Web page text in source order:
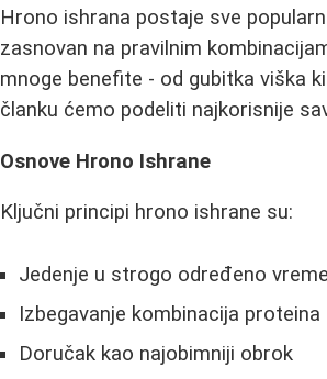
Hrono ishrana postaje sve
zasnovan na pravilnim
mnoge benefite - od gubitka viška
članku ćemo podeliti najkorisnije
Osnove Hrono Ishrane
Ključni principi hrono ishrane su:
Jedenje u strogo određeno
Izbegavanje kombinacija
Doručak kao najobimniji obrok